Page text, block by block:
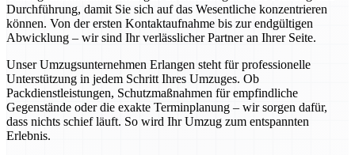
Durchführung, damit Sie sich auf das Wesentliche konzentrieren
können. Von der ersten Kontaktaufnahme bis zur endgültigen
Abwicklung – wir sind Ihr verlässlicher Partner an Ihrer Seite.
Unser Umzugsunternehmen Erlangen steht für professionelle
Unterstützung in jedem Schritt Ihres Umzuges. Ob
Packdienstleistungen, Schutzmaßnahmen für empfindliche
Gegenstände oder die exakte Terminplanung – wir sorgen dafür,
dass nichts schief läuft. So wird Ihr Umzug zum entspannten
Erlebnis.